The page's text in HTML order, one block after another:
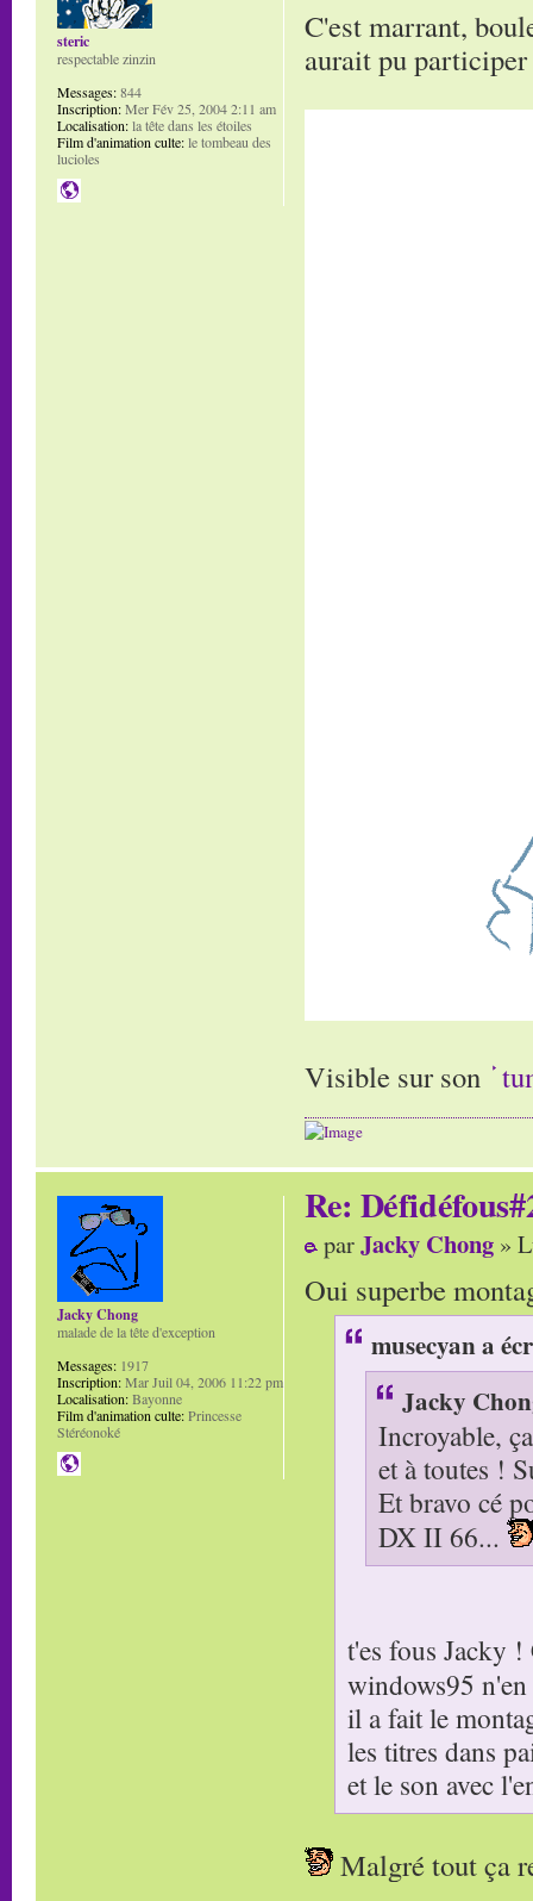
C'est marrant,
aurait pu
Visible sur son
steric
respectable zinzin
Messages:844
Inscription:Mer Fév 25, 2004 2:11 am
Localisation:la tête dans les étoiles
Film d'animation culte:le tombeau des
lucioles
Re:
parJacky Chong »
Oui superbe
musecyan a
Jacky
Incroyable,
et à toutes !
Et bravo cé
DX II 66...
t'es fous Jacky !
windows95
il a fait le
les titres dans
et le son avec
Malgré tout ça
Jacky Chong
malade de la tête d'exception
Messages: 1917
Inscription:Mar Juil 04, 2006 11:22 pm
Localisation:Bayonne
Film d'animation culte:Princesse
Stéréonoké